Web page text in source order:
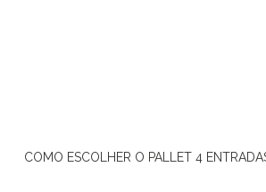
COMO ESCOLHER O PALLET 4